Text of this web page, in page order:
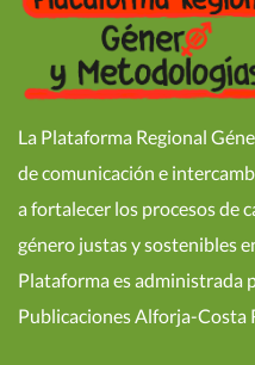
La Plataforma Regional
de comunicación e
a fortalecer los procesos de
género justas y sostenibles
Plataforma es administrada
Publicaciones Alforja-Costa